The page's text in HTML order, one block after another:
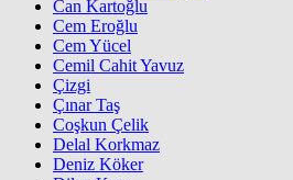
Can Kartoğlu
Cem Eroğlu
Cem Yücel
Cemil Cahit Yavuz
Çizgi
Çınar Taş
Coşkun Çelik
Delal Korkmaz
Deniz Köker